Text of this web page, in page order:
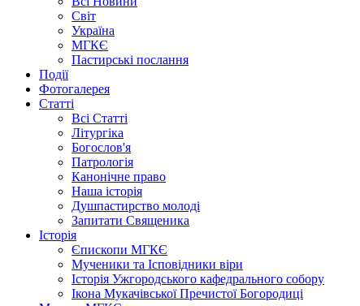
Світ
Україна
МГКЄ
Пастирські послання
Події
Фотогалерея
Статті
Всі Статті
Літургіка
Богослов'я
Патрологія
Канонічне право
Наша історія
Душпастирство молоді
Запитати Священика
Історія
Єпископи МГКЄ
Мученики та Ісповідники віри
Історія Ужгородського кафедрального собору
Ікона Мукачівської Пречистої Богородиці